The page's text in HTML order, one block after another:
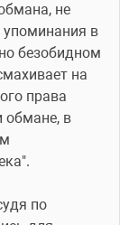
не
в
безобидном
на
права
обмане, в
по